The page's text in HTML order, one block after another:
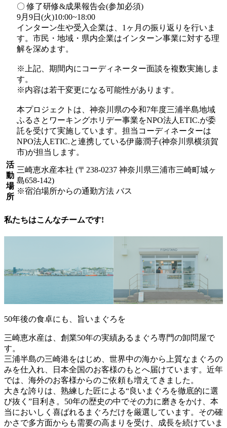
〇 修了研修&成果報告会(参加必須)
9月9日(火)10:00~18:00
インターン生や受入企業は、1ヶ月の振り返りを行いま
す。市民・地域・県内企業はインターン事業に対する理
解を深めます。
※上記、期間内にコーディネーター面談を複数実施しま
す。
※内容は若干変更になる可能性があります。
本プロジェクトは、神奈川県の令和7年度三浦半島地域
ふるさとワーキングホリデー事業をNPO法人ETIC.が委
託を受けて実施しています。担当コーディネーターは
NPO法人ETIC.と連携している伊藤潤子(神奈川県横須賀
市)が担当します。
活
動
場
所
三崎恵水産本社 (〒238-0237 神奈川県三浦市三崎町城ヶ
島658-142)
※宿泊場所からの通勤方法 バス
私たちはこんなチームです!
50年後の食卓にも、旨いまぐろを
三崎恵水産は、創業50年の実績あるまぐろ専門の卸問屋で
す。
三浦半島の三崎港をはじめ、世界中の海から上質なまぐろの
みを仕入れ、日本全国のお客様のもとへ届けています。近年
では、海外のお客様からのご依頼も増えてきました。
大きな誇りは、熟練した匠による“良いまぐろを徹底的に選
び抜く”目利き。50年の歴史の中でその力に磨きをかけ、本
当においしく喜ばれるまぐろだけを厳選しています。その確
かさで多方面からも需要の高まりを受け、成長を続けていま